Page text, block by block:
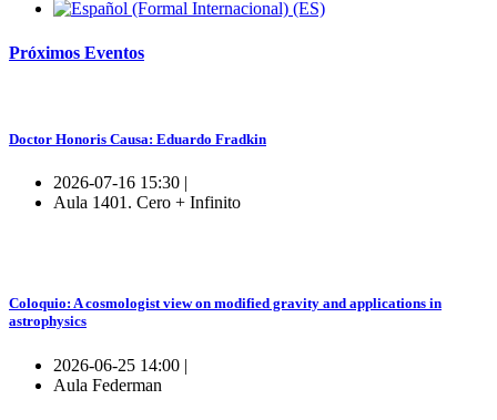
Próximos Eventos
Doctor Honoris Causa: Eduardo Fradkin
2026-07-16 15:30 |
Aula 1401. Cero + Infinito
Coloquio: A cosmologist view on modified gravity and applications in
astrophysics
2026-06-25 14:00 |
Aula Federman